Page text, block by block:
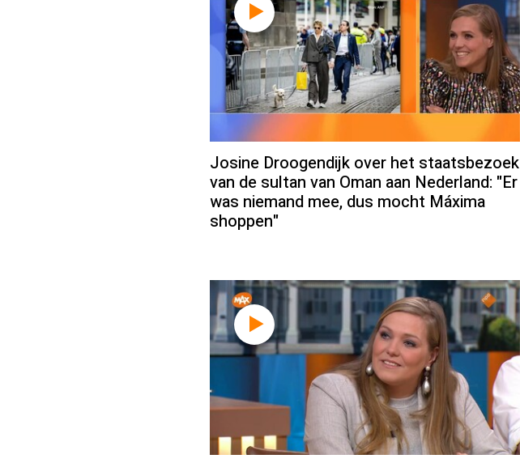
Josine Droogendijk over het staatsbezoek
van de sultan van Oman aan Nederland: "Er
was niemand mee, dus mocht Máxima
shoppen"